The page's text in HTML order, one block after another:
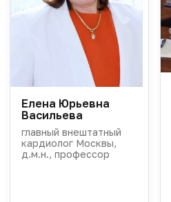
Елена Юрьевна
Васильева
главный внештатный
кардиолог Москвы,
д.м.н., профессор